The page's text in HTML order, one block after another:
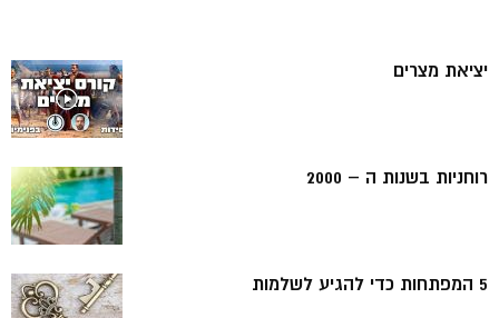
יציאת מצרים
רוחניות בשנות ה – 2000
5 המפתחות כדי להגיע לשלמות